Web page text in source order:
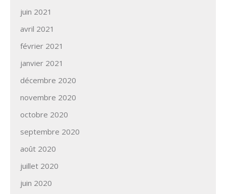
juin 2021
avril 2021
février 2021
janvier 2021
décembre 2020
novembre 2020
octobre 2020
septembre 2020
août 2020
juillet 2020
juin 2020